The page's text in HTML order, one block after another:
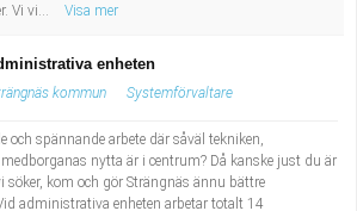
Vi vi...
Visa mer
enheten
kommun Systemförvaltare
och spännande arbete där såväl tekniken,
nytta är i centrum? Då kanske just du är
söker, kom och gör Strängnäs ännu bättre
administrativa enheten arbetar totalt 14